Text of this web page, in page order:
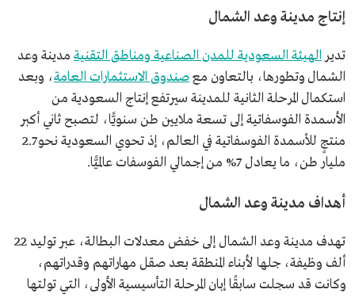
إنتاج مدينة وعد الشمال
تدير الهيئة السعودية للمدن الصناعية ومناطق التقنية مدينة وعد
الشمال وتطورها، بالتعاون معصندوق الاستثمارات العامة، وبعد
استكمال المرحلة الثانية للمدينة سيرتفع إنتاج السعودية من
الأسمدة الفوسفاتية إلى تسعة ملايين طن سنويًّا، لتصبح ثاني أكبر
منتجٍ للأسمدة الفوسفاتية في العالم، إذ تحوي السعودية نحو 2.7
مليار طن، ما يعادل 7% من إجمالي الفوسفات عالميًّا.
أهداف مدينة وعد الشمال
تهدف مدينة وعد الشمال إلى خفض معدلات البطالة، عبر توليد 22
ألف وظيفة، جلها لأبناء المنطقة بعد صقل مهاراتهم وقدراتهم،
وكانت قد سجلت سابقًا إبان المرحلة التأسيسية الأولى، التي تولتها